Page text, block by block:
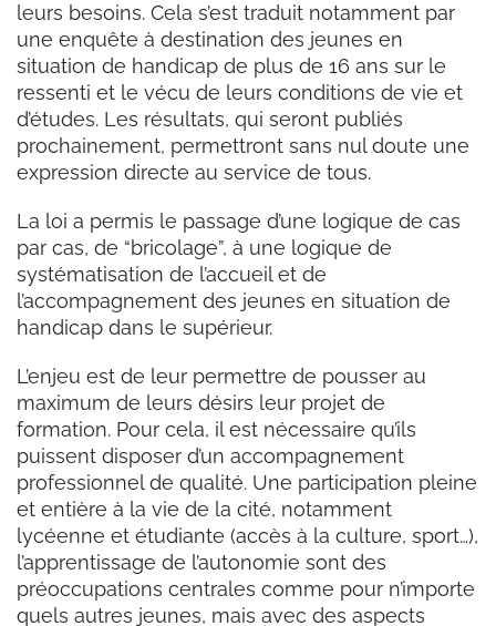
leurs besoins. Cela s’est traduit notamment par
une enquête à destination des jeunes en
situation de handicap de plus de 16 ans sur le
ressenti et le vécu de leurs conditions de vie et
d’études. Les résultats, qui seront publiés
prochainement, permettront sans nul doute une
expression directe au service de tous.
La loi a permis le passage d’une logique de cas
par cas, de “bricolage”, à une logique de
systématisation de l’accueil et de
l’accompagnement des jeunes en situation de
handicap dans le supérieur.
L’enjeu est de leur permettre de pousser au
maximum de leurs désirs leur projet de
formation. Pour cela, il est nécessaire qu’ils
puissent disposer d’un accompagnement
professionnel de qualité. Une participation pleine
et entière à la vie de la cité, notamment
lycéenne et étudiante (accès à la culture, sport…),
l’apprentissage de l’autonomie sont des
préoccupations centrales comme pour n’importe
quels autres jeunes, mais avec des aspects